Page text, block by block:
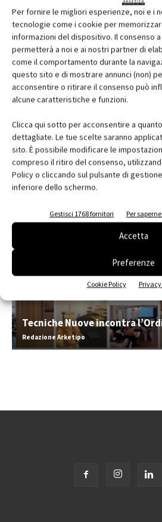
Per fornire le migliori esperienze, noi e i
tecnologie come i cookie per
informazioni del dispositivo. Il consenso
permetterà a noi e ai nostri partner di
come il comportamento durante la
questo sito e di mostrare annunci (non)
acconsentire o ritirare il consenso può
alcune caratteristiche e funzioni.
Clicca qui sotto per acconsentire a
dettagliate. Le tue scelte saranno
sito. È possibile modificare le
compreso il ritiro del consenso,
Policy o cliccando sul pulsante di
inferiore dello schermo.
Gestisci 1768 fornitori Per
Accetta
Preferenze
Cookie Policy
Edicola web
Iscriviti alla
EVENTI
Tecniche Nuove incontra
Redazione Arketipo